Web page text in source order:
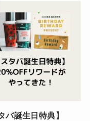
バ誕生日特典】